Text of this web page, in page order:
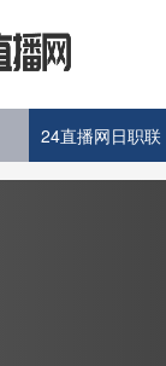
24直播网日职联